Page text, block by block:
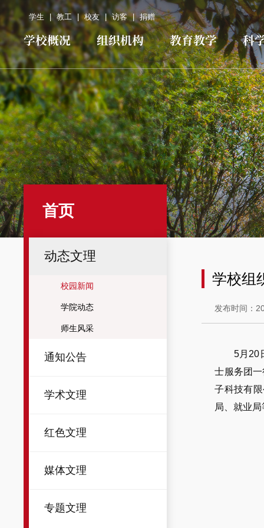
学生 | 教工 校友 | 访客 | 捐赠
学校概况 组织机构 教育教学 科
首页
动态文理
校园新闻
学院动态
师生风采
通知公告
学术文理
红色文理
媒体文理
专题文理
学校组
发布时间：
5月20
士服务团
子科技有
局、就业